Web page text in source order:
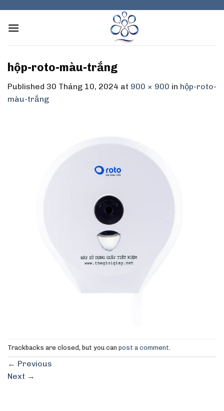
content
hộp-roto-màu-trắng
Published 30 Tháng 10, 2024 at 900 × 900 in hộp-roto-
màu-trắng
Trackbacks are closed, but you can post a comment
← Previous
Next →